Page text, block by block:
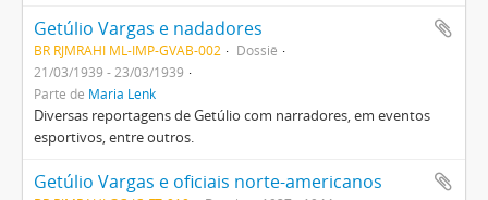
Getúlio Vargas e nadadores
BR RJMRAHI ML-IMP-GVAB-002
Dossiê
21/03/1939 - 23/03/1939
Parte de Maria Lenk
Diversas reportagens de Getúlio com narradores, em eventos
esportivos, entre outros.
Getúlio Vargas e oficiais norte-americanos